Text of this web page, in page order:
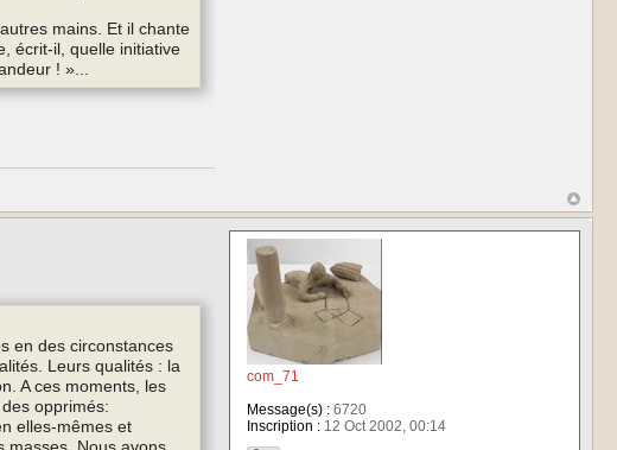
mains. Et il chante
écrit‑il, quelle initiative
! »...
en des circonstances
Leurs qualités : la
A ces moments, les
opprimés:
elles-mêmes et
com_71
Message(s) :6720
Inscription :12 Oct 2002, 00:14